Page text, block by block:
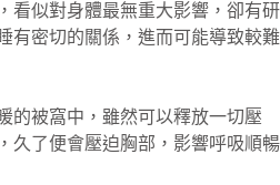
看似對身體最無重大影響，卻有研
有密切的關係，進而可能導致較難
的被窩中，雖然可以釋放一切壓
久了便會壓迫胸部，影響呼吸順暢